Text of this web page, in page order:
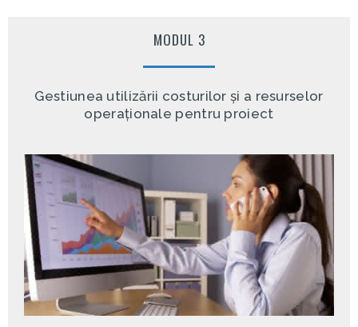
MODUL 3
Gestiunea utilizării costurilor și a resurselor
operaționale pentru proiect